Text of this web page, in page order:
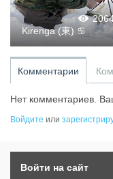
Kirenga (東) ♋
Комментарии
Нет комментариев.
Войдите или
Войти на сайт